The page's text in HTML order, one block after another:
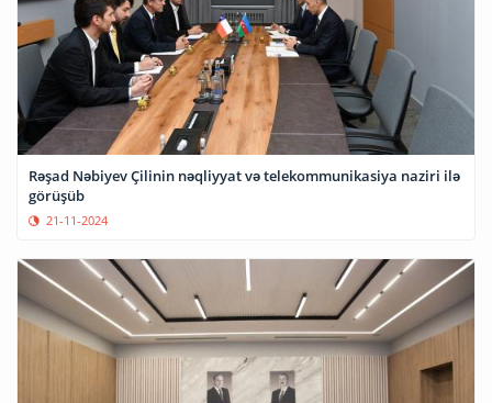
Rəşad Nəbiyev Çilinin nəqliyyat və telekommunikasiya naziri ilə
görüşüb
21-11-2024